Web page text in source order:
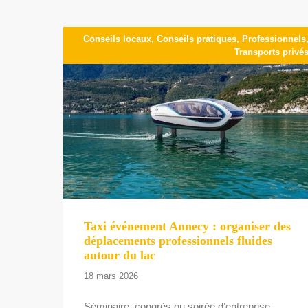
Conseils locaux,Conseils pratiques, Professionnels
Transports
Taxi événement Annecy : organiser des
déplacements professionnels fluides
autour du lac
18 mars 2026